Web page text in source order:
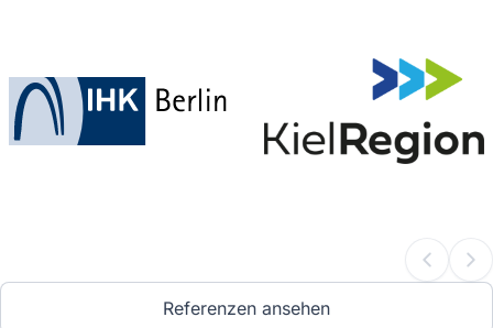
Referenzen ansehen